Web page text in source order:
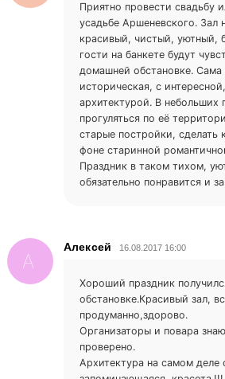
Приятно провести свадьбу
усадьбе Аршеневского. Зал
красивый, чистый, уютный,
гости на банкете будут
домашней обстановке. Сама
историческая, с
архитектурой. В небольших
прогуляться по её
старые постройки, сделать
фоне старинной
Праздник в таком тихом,
обязательно понравится и
Алексей 16.08.2017 16:00
Хороший праздник
обстановке.Красивый зал,
продуманно,здорово.
Организаторы и повара
проверено.
Архитектура на самом деле